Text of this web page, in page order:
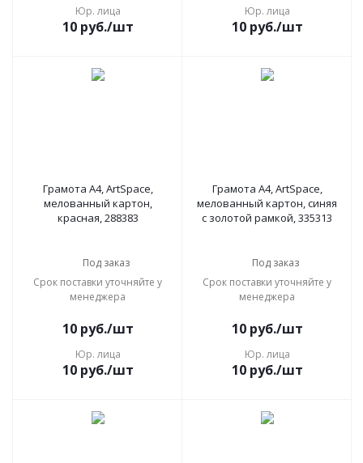
Юр. лица
10руб./шт
Юр. лица
10руб./шт
Грамота А4, ArtSpace,
мелованный картон,
красная, 288383
Под заказ
Срок поставки уточняйте у
менеджера
10руб./шт
Юр. лица
10руб./шт
Грамота А4, ArtSpace,
мелованный картон, синяя
с золотой рамкой, 335313
Под заказ
Срок поставки уточняйте у
менеджера
10руб./шт
Юр. лица
10руб./шт